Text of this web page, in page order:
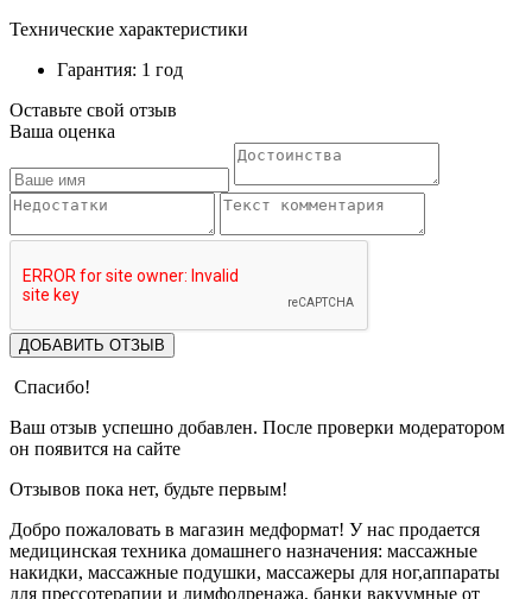
Технические характеристики
Гарантия: 1 год
Оставьте свой отзыв
Ваша оценка
ДОБАВИТЬ ОТЗЫВ
Спасибо!
Ваш отзыв успешно добавлен. После проверки модератором
он появится на сайте
Отзывов пока нет, будьте первым!
Добро пожаловать в магазин медформат! У нас продается
медицинская техника домашнего назначения: массажные
накидки, массажные подушки, массажеры для ног,аппараты
для прессотерапии и лимфодренажа, банки вакуумные от